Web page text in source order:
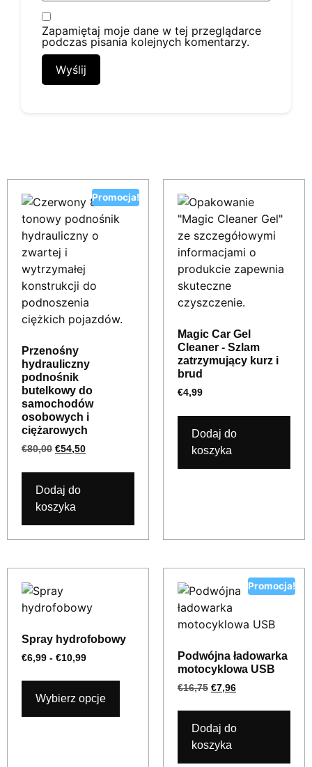
Zapamiętaj moje dane w tej przeglądarce
podczas pisania kolejnych komentarzy.
Promocja!
Przenośny
hydrauliczny
podnośnik
butelkowy do
samochodów
osobowych i
ciężarowych
€80,00 €54,50
Dodaj do
koszyka
Magic Car Gel
Cleaner - Szlam
zatrzymujący kurz i
brud
€4,99
Dodaj do
koszyka
Spray hydrofobowy
€6,99 - €10,99
Wybierz opcje
Promocja!
Podwójna ładowarka
motocyklowa USB
€16,75 €7,96
Dodaj do
koszyka